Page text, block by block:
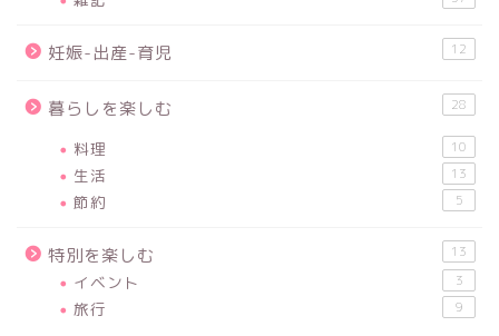
妊娠-出産-育児 12
暮らしを楽しむ 28
料理 10
生活 13
節約 5
特別を楽しむ 13
イベント 3
旅行 9